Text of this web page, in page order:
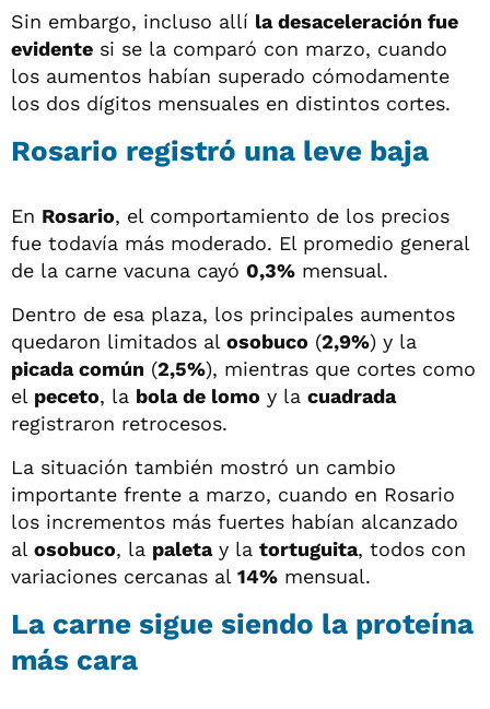
Sin embargo, incluso allí la desaceleración fue
evidente si se la comparó con marzo, cuando
los aumentos habían superado cómodamente
los dos dígitos mensuales en distintos cortes.
Rosario registró una leve baja
En Rosario, el comportamiento de los precios
fue todavía más moderado. El promedio general
de la carne vacuna cayó 0,3% mensual.
Dentro de esa plaza, los principales aumentos
quedaron limitados al osobuco (2,9%) y la
picada común (2,5%), mientras que cortes como
el peceto, la bola de lomo y la cuadrada
registraron retrocesos.
La situación también mostró un cambio
importante frente a marzo, cuando en Rosario
los incrementos más fuertes habían alcanzado
al osobuco, la paletay la tortuguita, todos con
variaciones cercanas al 14% mensual.
La carne sigue siendo la proteína
más cara